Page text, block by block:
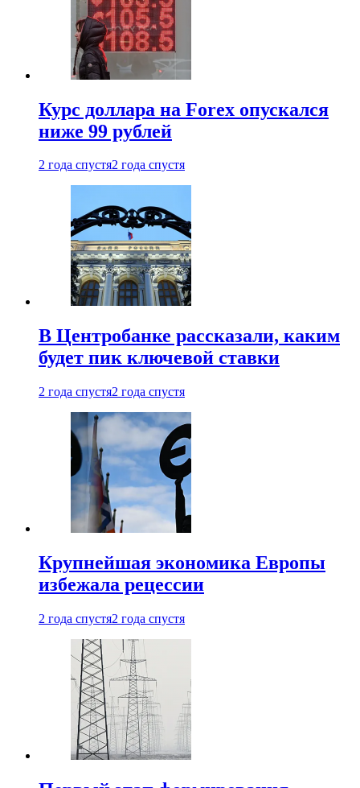
Курс доллара на Forex опускался
ниже 99 рублей
2 года спустя2 года спустя
В Центробанке рассказали, каким
будет пик ключевой ставки
2 года спустя2 года спустя
Крупнейшая экономика Европы
избежала рецессии
2 года спустя2 года спустя